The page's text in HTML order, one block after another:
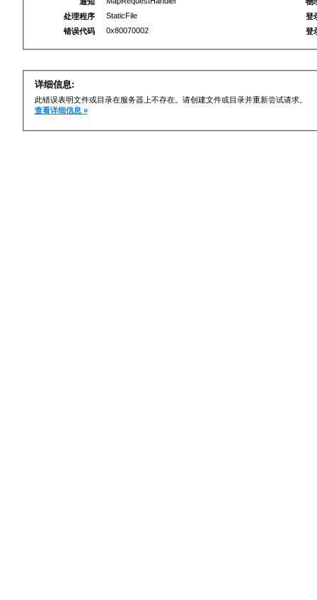
处理程序
StaticFile
错误代码
0x80070002
登
登
详细信息:
此错误表明文件或目录在服务器上不存在。请创建文件或目录并重新尝试请求。
查看详细信息 »